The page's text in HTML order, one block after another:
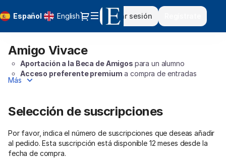
IdiomaEspañol English Diálogo
Iniciar sesión
de
Vivace]
Fundación
Albéniz
Amigo
Vivace
Amigo Vivace
Aportación a la Beca de Amigos para un alumno
Acceso preferente premium a compra de entradas
50 entradas gratuitas
Acceso aactividades exclusivas para Amigos Vivace y
Acceso preferente en el Summer Camppara sus
familiares
Invitación para 2 personas al
Más
Selección de suscripciones
Por favor, indica el número de suscripciones que deseas añadir
al pedido. Esta suscripción está disponible 12 meses desde la
fecha de compra.